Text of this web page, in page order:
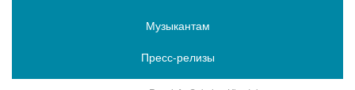
Музыкантам
Пресс-релизы